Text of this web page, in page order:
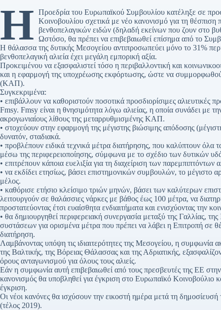
Η Προεδρία του Ευρωπαϊκού Συμβουλίου κατέληξε σε
Κοινοβουλίου σχετικά με νέο κανονισμό για τη θέσπιση
βενθοπελαγικών ειδών (δηλαδή εκείνων που ζουν στο
Ωστόσο, θα πρέπει να επιβεβαιωθεί επίσημα από το
Η θάλασσα της δυτικής Μεσογείου αντιπροσωπεύει μόνο το 31%
βενθοπελαγική αλιεία έχει μεγάλη εμπορική αξία.
Προκειμένου να εξασφαλιστεί τόσο η περιβαλλοντική και
και η εφαρμογή της υποχρέωσης εκφόρτωσης, ώστε να
(ΚΑΠ).
Συγκεκριμένα:
• επιβάλλουν να καθοριστούν ποσοτικά προσδιορίσιμες αλιευτικές
Fmsy. Fmsy είναι η θνησιμότητα λόγω αλιείας, η οποία συνάδει με
ακρογωνιαίους λίθους της μεταρρυθμισμένης ΚΑΠ.
• στοχεύουν στην εφαρμογή της μέγιστης βιώσιμης απόδοσης
δυνατόν, σταδιακά.
• προβλέπουν ειδικά τεχνικά μέτρα διατήρησης, που καλύπτουν
μέσω της περιφερειοποίησης, σύμφωνα με το σχέδιο των δυτικών
• επιτρέπουν κάποια ευελιξία για τη διαχείριση των
• να εκδίδει ετησίως, βάσει επιστημονικών συμβουλών, το μέγιστο
μέλος.
• καθόρισε ετήσιο κλείσιμο τριών μηνών, βάσει των καλύτερων
λειτουργούν σε θαλάσσιες νάρκες με βάθος έως 100 μέτρα, να
προστατεύοντας έτσι ευαίσθητα ενδιαιτήματα και ενισχύοντας
• θα δημιουργηθεί περιφερειακή συνεργασία μεταξύ της Γαλλίας,
συστάσεων για ορισμένα μέτρα που πρέπει να λάβει η Επιτροπή σε
διατήρηση.
Λαμβάνοντας υπόψη τις ιδιαιτερότητες της Μεσογείου, η συμφωνία
της Βαλτικής, της Βόρειας Θάλασσας και της Αδριατικής,
όρους ανταγωνισμού για όλους τους αλιείς.
Εάν η συμφωνία αυτή επιβεβαιωθεί από τους πρεσβευτές της ΕΕ
κανονισμός θα υποβληθεί για έγκριση στο Ευρωπαϊκό Κοινοβούλιο
έγκριση.
Οι νέοι κανόνες θα ισχύσουν την εικοστή ημέρα μετά τη
(τέλος 2019).